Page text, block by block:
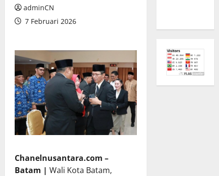
adminCN
7 Februari 2026
Chanelnusantara.com –
Batam | Wali Kota Batam,